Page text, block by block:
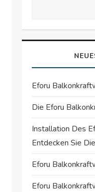
Eforu
Die Eforu
Installation Des
Entdecken Sie
Eforu
Eforu